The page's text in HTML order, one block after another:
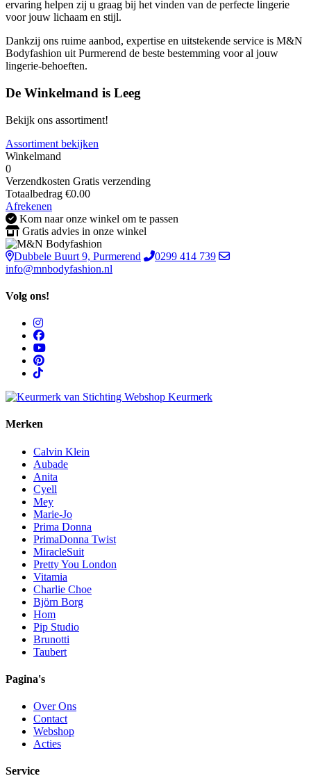
ervaring helpen zij u graag bij het vinden van de perfecte lingerie
voor jouw lichaam en stijl.
Dankzij ons ruime aanbod, expertise en uitstekende service is M&N
Bodyfashion uit Purmerend de beste bestemming voor al jouw
lingerie-behoeften.
De Winkelmand is Leeg
Bekijk ons assortiment!
Assortiment bekijken
Winkelmand
0
Verzendkosten Gratis verzending
Totaalbedrag €0.00
Afrekenen
Kom naar onze winkel om te passen
Gratis advies in onze winkel
Dubbele Buurt 9, Purmerend
0299 414 739
info@mnbodyfashion.nl
Volg ons!
Merken
Calvin Klein
Aubade
Anita
Cyell
Mey
Marie-Jo
Prima Donna
PrimaDonna Twist
MiracleSuit
Pretty You London
Vitamia
Charlie Choe
Björn Borg
Hom
Pip Studio
Brunotti
Taubert
Pagina's
Over Ons
Contact
Webshop
Acties
Service